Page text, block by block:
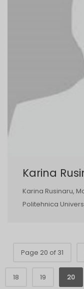
Karina
Karina Rusinaru,
Politehnica
Page 20 of 31
18 19 20